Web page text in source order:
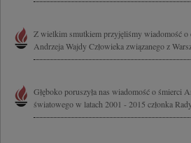
Z wielkim smutkiem przyjęliśmy wiadomość
Andrzeja Wajdy Człowieka związanego z
Głęboko poruszyła nas wiadomość o
światowego w latach 2001 - 2015 członka